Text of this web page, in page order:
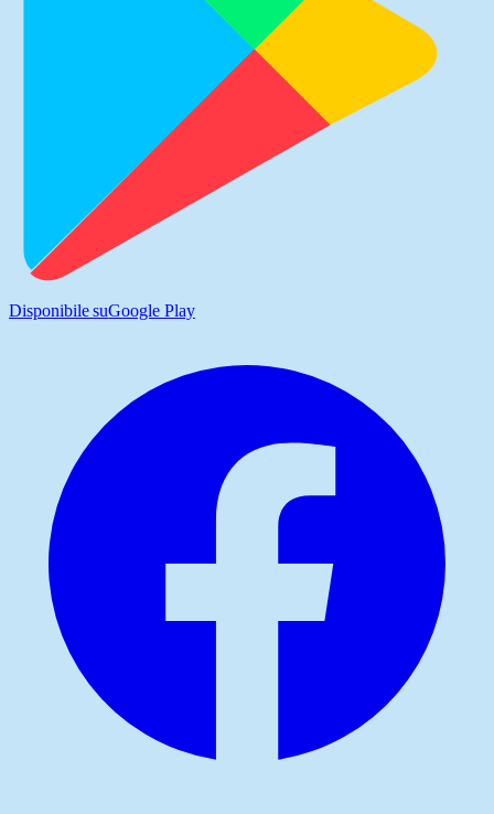
Disponibile suGoogle Play